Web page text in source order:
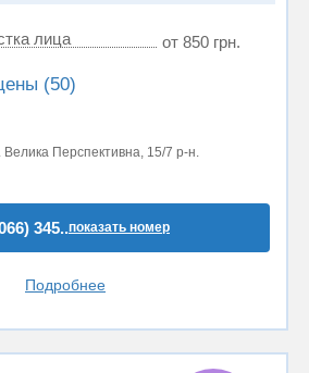
лица от 850 грн.
(50)
Велика Перспективна, 15/7 р-н.
345..показать номер
Подробнее